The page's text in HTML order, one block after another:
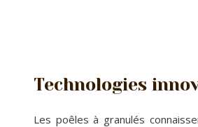
Technologies
Les poêles à granulés